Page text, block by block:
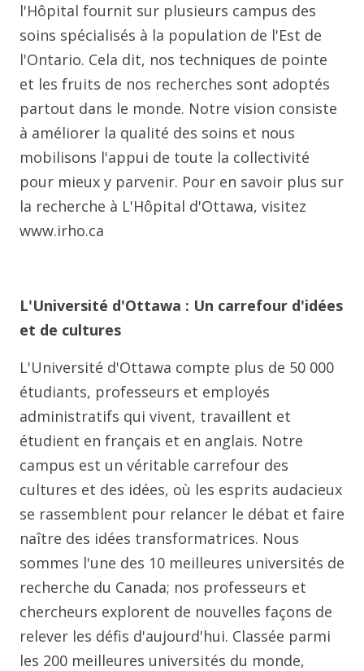
l'Hôpital fournit sur plusieurs campus des
soins spécialisés à la population de l'Est de
l'Ontario. Cela dit, nos techniques de pointe
et les fruits de nos recherches sont adoptés
partout dans le monde. Notre vision consiste
à améliorer la qualité des soins et nous
mobilisons l'appui de toute la collectivité
pour mieux y parvenir. Pour en savoir plus sur
la recherche à L'Hôpital d'Ottawa, visitez
www.irho.ca
L'Université d'Ottawa : Un carrefour d'idées
et de cultures
L'Université d'Ottawa compte plus de 50 000
étudiants, professeurs et employés
administratifs qui vivent, travaillent et
étudient en français et en anglais. Notre
campus est un véritable carrefour des
cultures et des idées, où les esprits audacieux
se rassemblent pour relancer le débat et faire
naître des idées transformatrices. Nous
sommes l'une des 10 meilleures universités de
recherche du Canada; nos professeurs et
chercheurs explorent de nouvelles façons de
relever les défis d'aujourd'hui. Classée parmi
les 200 meilleures universités du monde,